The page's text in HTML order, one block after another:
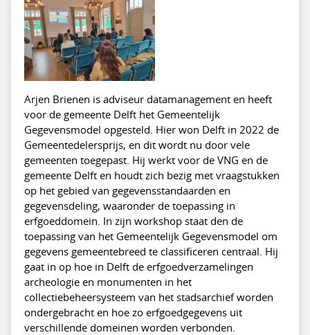
Arjen Brienen is adviseur datamanagement en heeft
voor de gemeente Delft het Gemeentelijk
Gegevensmodel opgesteld. Hier won Delft in 2022 de
Gemeentedelersprijs, en dit wordt nu door vele
gemeenten toegepast. Hij werkt voor de VNG en de
gemeente Delft en houdt zich bezig met vraagstukken
op het gebied van gegevensstandaarden en
gegevensdeling, waaronder de toepassing in
erfgoeddomein. In zijn workshop staat den de
toepassing van het Gemeentelijk Gegevensmodel om
gegevens gemeentebreed te classificeren centraal. Hij
gaat in op hoe in Delft de erfgoedverzamelingen
archeologie en monumenten in het
collectiebeheersysteem van het stadsarchief worden
ondergebracht en hoe zo erfgoedgegevens uit
verschillende domeinen worden verbonden.